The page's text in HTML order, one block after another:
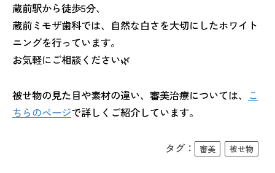
蔵前駅から徒歩5分、
蔵前ミモザ歯科では、自然な白さを大切にしたホワイト
ニングを行っています。
お気軽にご相談ください🌿
被せ物の見た目や素材の違い、審美治療については、 こ
ちらのページで詳しくご紹介しています。
タグ： 審美 被せ物